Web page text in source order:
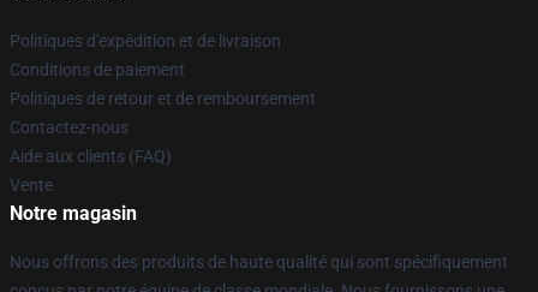
Politiques d'expédition et de livraison
Conditions de paiement
Politiques de retour et de remboursement
Contactez-nous
Aide aux clients (FAQ)
Vente
Notre magasin
Nous offrons des produits de haute qualité qui sont spécifiquement